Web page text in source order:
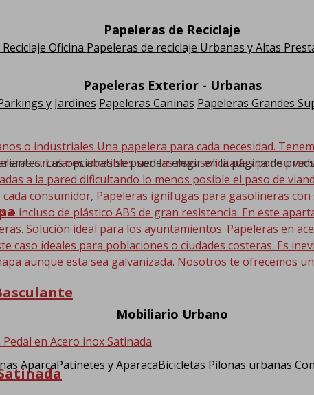
Papeleras de Reciclaje
Oficina Papeleras de reciclaje Urbanas y Altas
Papeleras Exterior - Urbanas
y Jardines Papeleras Caninas Papeleras Grandes
o industriales Una papelera para cada necesidad.
circulares abatibles son las mas solicitadas por su
a la pared dificultando lo menos posible el paso de
consumidor, Papeleras ignífugas para gasolineras
e incluso de plástico ABS de gran resistencia. En este
Solución ideal para los ayuntamientos. Papeleras en
caso ideales para poblaciones o ciudades costeras. Es
aunque esta sea galvanizada. Nosotros te ofrecemos
Mobiliario Urbano
AparcaPatinetes y AparacaBicicletas Pilonas urbanas
Las opciones se pueden elegir en la página de